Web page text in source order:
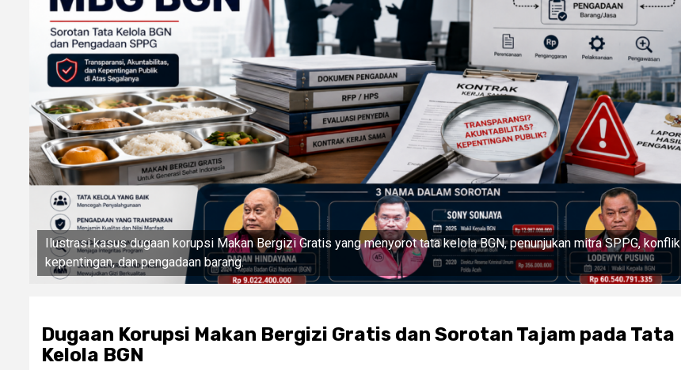
Ilustrasi kasus dugaan korupsi Makan Bergizi Gratis yang menyorot tata kelola BGN, penunjukan mitra SPPG, konflik
kepentingan, dan pengadaan barang.
Dugaan Korupsi Makan Bergizi Gratis dan Sorotan Tajam pada Tata
Kelola BGN